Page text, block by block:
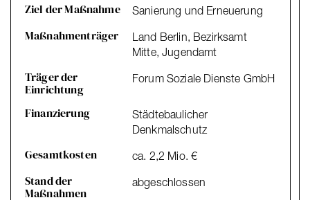
Ziel der Maßnahme Sanierung und Erneuerung
Maßnahmenträger
Land Berlin, Bezirksamt
Mitte, Jugendamt
Träger der
Einrichtung
Forum Soziale Dienste GmbH
Finanzierung
Städtebaulicher
Denkmalschutz
Gesamtkosten ca. 2,2 Mio. €
Stand der
Maßnahmen
abgeschlossen